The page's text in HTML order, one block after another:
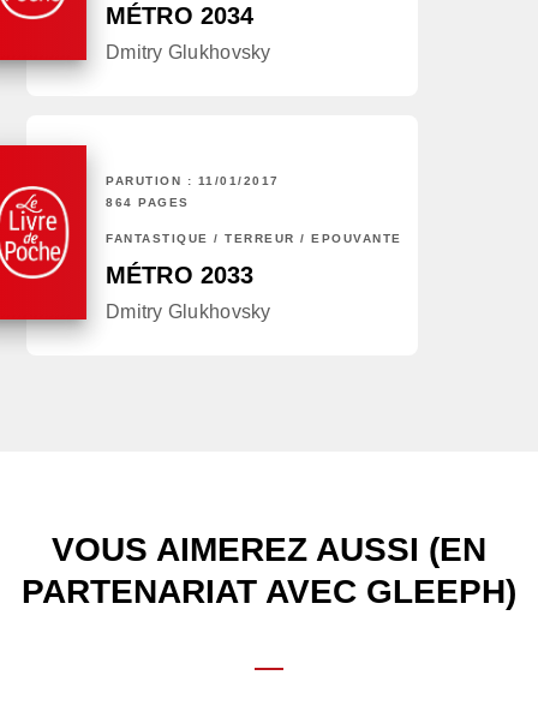
MÉTRO 2034
Dmitry Glukhovsky
PARUTION : 11/01/2017
864 PAGES
FANTASTIQUE / TERREUR / EPOUVANTE
MÉTRO 2033
Dmitry Glukhovsky
VOUS AIMEREZ AUSSI (EN
PARTENARIAT AVEC GLEEPH)